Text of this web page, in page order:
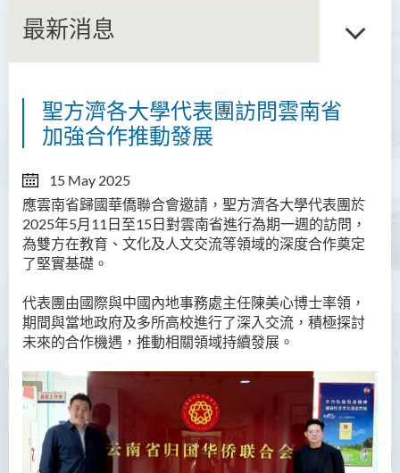
最新消息
聖方濟各大學代表團訪問雲南省
加強合作推動發展
15 May 2025
應雲南省歸國華僑聯合會邀請，聖方濟各大學代表團於
2025年5月11 日至15日對雲南省進行為期一週的訪問，
為雙方在教育、文化及人文交流等領域的深度合作奠定
了堅實基礎。
代表團由國際與中國內地事務處主任陳美心博士率領，
期間與當地政府及多所高校進行了深入交流，積極探討
未來的合作機遇，推動相關領域持續發展。
關於國際與中國内地事務處
活動
方大文化大使計劃
感言分享